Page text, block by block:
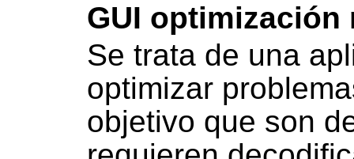
GUI
Se trata de una
optimizar
objetivo que son